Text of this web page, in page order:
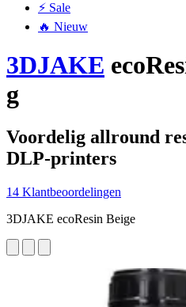
⚡ Sale
🔥 Nieuw
3DJAKE
g
Voordelig allround
DLP-printers
14 Klantbeoordelingen
3DJAKE ecoResin Beige